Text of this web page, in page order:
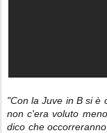
"Con la Juve in B si è
non c'era voluto
dico che